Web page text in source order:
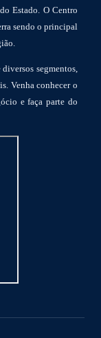
Estado. O Centro
sendo o principal
segmentos,
Venha conhecer o
e faça parte do